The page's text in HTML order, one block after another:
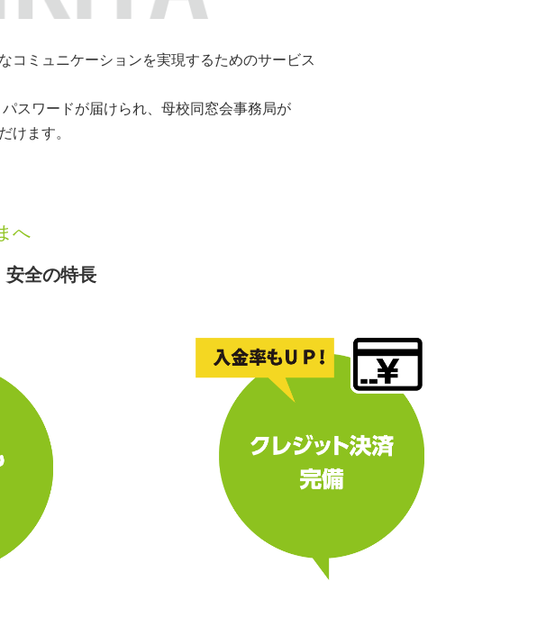
コミュニケーションを実現するためのサービス
スワードが届けられ、母校同窓会事務局が
けます。
へ
全の特長